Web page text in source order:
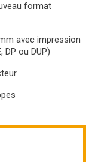
format
avec impression
ou DUP)